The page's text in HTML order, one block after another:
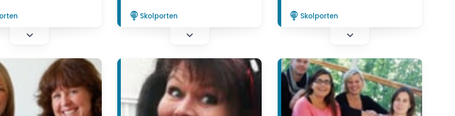
berättar de
erfarenheter.
gäller elevernas inlärning av
naturvetenskapliga teorier. I en
om projektet.
Skolporten
genom att ta del av sina
kompisars arbeten i teknik.
noggrant och ge respons så
ansträngde de sig mer från
början", säger läraren Marianne
Sigurdsdotter Honig.
Skolporten